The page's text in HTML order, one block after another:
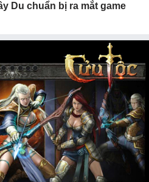
Du chuẩn bị ra mắt game